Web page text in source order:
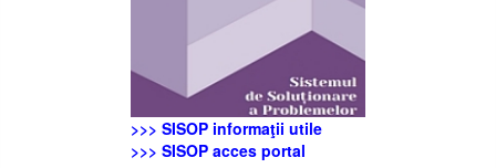
>>> SISOP informaţii utile
>>> SISOP acces portal